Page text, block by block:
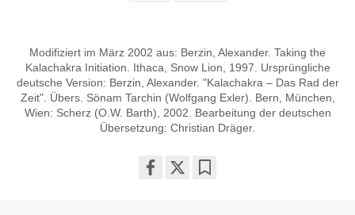
Modifiziert im März 2002 aus: Berzin, Alexander. Taking the
Kalachakra Initiation. Ithaca, Snow Lion, 1997. Ursprüngliche
deutsche Version: Berzin, Alexander. "Kalachakra – Das Rad der
Zeit". Übers. Sönam Tarchin (Wolfgang Exler). Bern, München,
Wien: Scherz (O.W. Barth), 2002. Bearbeitung der deutschen
Übersetzung: Christian Dräger.